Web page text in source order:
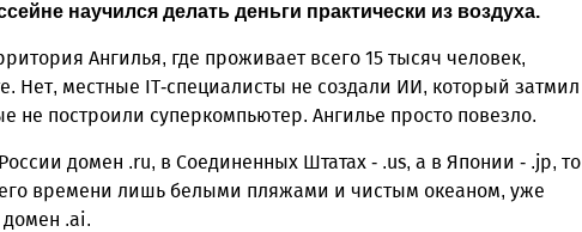
научился делать деньги практи­чески из воздуха.
Ангилья, где проживает всего 15 тысяч человек,
Нет, местные IT-специалисты не создали ИИ, который затмил
построили суперкомпьютер. Ангилье просто повезло.
домен .ru, в Соединенных Штатах - .us, а в Японии - .jp, то
времени лишь белыми пляжами и чистым океаном, уже
домен .ai.